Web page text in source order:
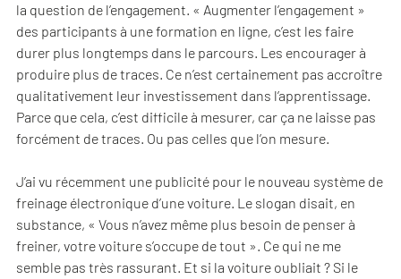
la question de l’engagement. « Augmenter l’engagement »
des participants à une formation en ligne, c’est les faire
durer plus longtemps dans le parcours. Les encourager à
produire plus de traces. Ce n’est certainement pas accroître
qualitativement leur investissement dans l’apprentissage.
Parce que cela, c’est difficile à mesurer, car ça ne laisse pas
forcément de traces. Ou pas celles que l’on mesure.
J’ai vu récemment une publicité pour le nouveau système de
freinage électronique d’une voiture. Le slogan disait, en
substance, « Vous n’avez même plus besoin de penser à
freiner, votre voiture s’occupe de tout ». Ce qui ne me
semble pas très rassurant. Et si la voiture oubliait ? Si le